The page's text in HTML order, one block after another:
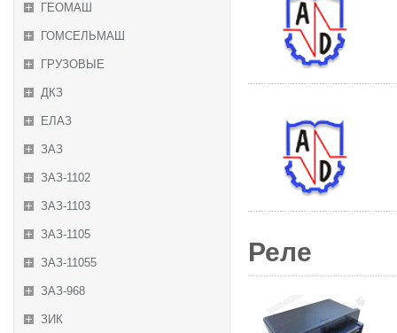
ГЕОМАШ
ГОМСЕЛЬМАШ
ГРУЗОВЫЕ
ДКЗ
ЕЛАЗ
ЗАЗ
ЗАЗ-1102
ЗАЗ-1103
ЗАЗ-1105
ЗАЗ-11055
ЗАЗ-968
ЗИК
Реле